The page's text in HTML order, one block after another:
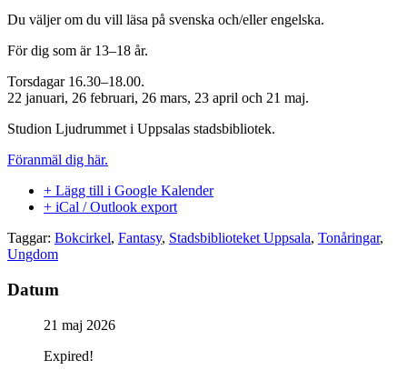
Du väljer om du vill läsa på svenska och/eller engelska.
För dig som är 13–18 år.
Torsdagar 16.30–18.00.
22 januari, 26 februari, 26 mars, 23 april och 21 maj.
Studion Ljudrummet i Uppsalas stadsbibliotek.
Föranmäl dig här.
+ Lägg till i Google Kalender
+ iCal / Outlook export
Taggar: Bokcirkel, Fantasy, Stadsbiblioteket Uppsala, Tonåringar,
Ungdom
Datum
21 maj 2026
Expired!